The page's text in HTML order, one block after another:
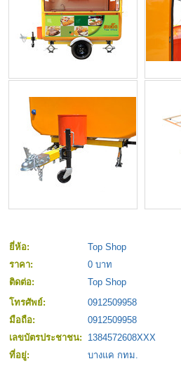
ยี่ห้อ: Top Shop
ราคา:
0 บาท
ติดต่อ:
Top Shop
โทรศัพย์:
0912509958
มือถือ:
0912509958
เลขบัตรประชาชน:
1384572608XXX
ที่อยู่:
บางแค กทม.